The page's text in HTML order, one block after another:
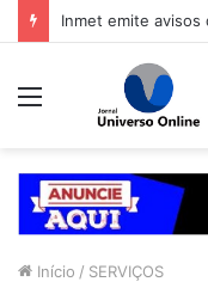
Menu
Início / SERVIÇOS